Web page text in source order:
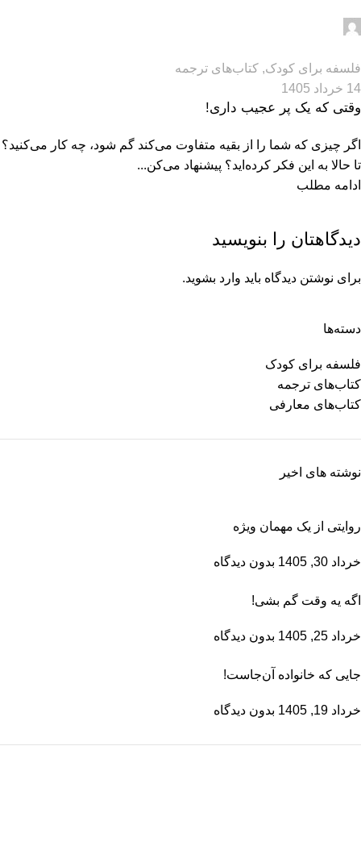
فلسفه برای کودک, کتاب‌های ترجمه
14 خرداد 1405
وقتی که یک پر عجیب داری!
اگر چیزی که شما را از بقیه متفاوت می‌کند گم شود، چه کار می‌کنید؟
تا حالا به این فکر کرده‌اید؟ پیشنهاد می‌کن...
ادامه مطلب
دیدگاهتان را بنویسید
برای نوشتن دیدگاه باید وارد بشوید.
دسته‌ها
فلسفه برای کودک
کتاب‌های ترجمه
کتاب‌های معارفی
نوشته های اخیر
روایتی از یک مهمان ویژه
خرداد 30, 1405 بدون دیدگاه
اگه یه وقت گم بشی!
خرداد 25, 1405 بدون دیدگاه
جایی که خانواده آن‌جاست!
خرداد 19, 1405 بدون دیدگاه